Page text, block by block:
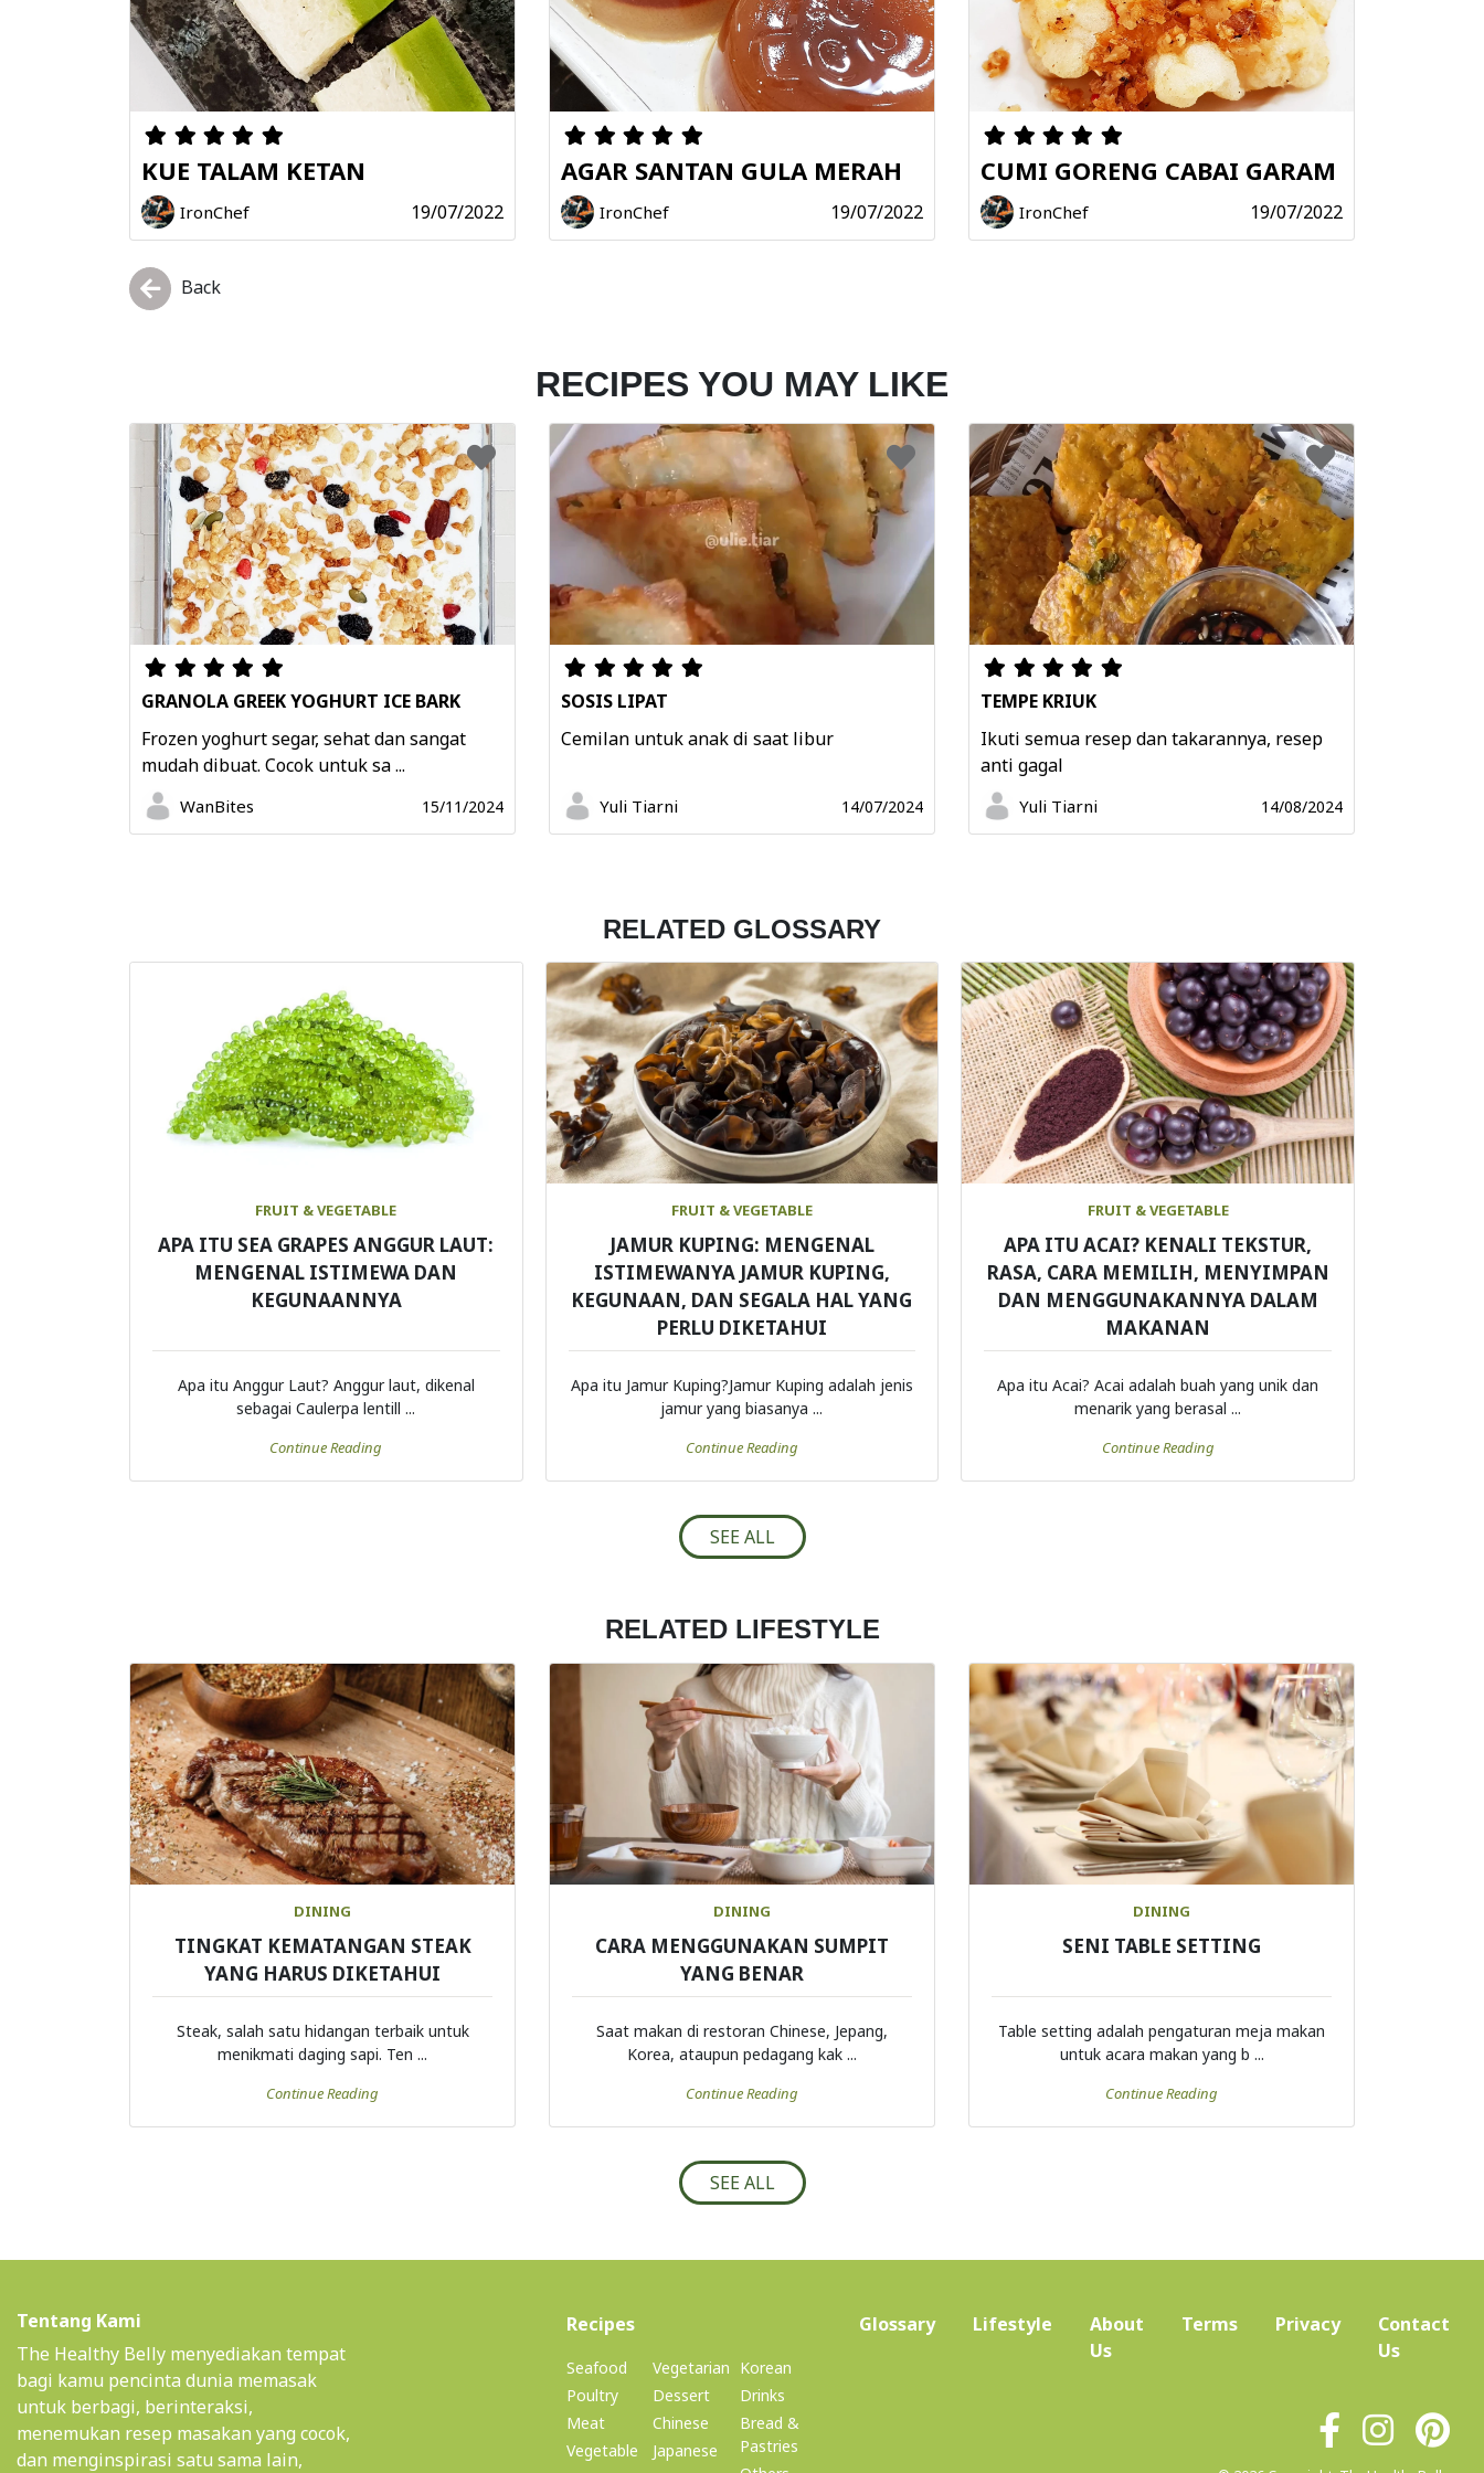
Share Print Bookmark
KUE TALAM KETAN
IronChef 19/07/2022
AGAR SANTAN GULA MERAH
IronChef 19/07/2022
CUMI GORENG CABAI GARAM
IronChef 19/07/2022
Back
RECIPES YOU MAY LIKE
GRANOLA GREEK YOGHURT ICE BARK
Frozen yoghurt segar, sehat dan sangat
mudah dibuat. Cocok untuk sa ...
WanBites 15/11/2024
SOSIS LIPAT
Cemilan untuk anak di saat libur
Yuli Tiarni 14/07/2024
TEMPE KRIUK
Ikuti semua resep dan takarannya, resep
anti gagal
Yuli Tiarni 14/08/2024
RELATED GLOSSARY
FRUIT & VEGETABLE
APA ITU SEA GRAPES ANGGUR LAUT:
MENGENAL ISTIMEWA DAN
KEGUNAANNYA
Apa itu Anggur Laut? Anggur laut, dikenal
sebagai Caulerpa lentill ...
Continue Reading
FRUIT & VEGETABLE
JAMUR KUPING: MENGENAL
ISTIMEWANYA JAMUR KUPING,
KEGUNAAN, DAN SEGALA HAL YANG
PERLU DIKETAHUI
Apa itu Jamur Kuping?Jamur Kuping adalah jenis
jamur yang biasanya ...
Continue Reading
FRUIT & VEGETABLE
APA ITU ACAI? KENALI TEKSTUR,
RASA, CARA MEMILIH, MENYIMPAN
DAN MENGGUNAKANNYA DALAM
MAKANAN
Apa itu Acai? Acai adalah buah yang unik dan
menarik yang berasal ...
Continue Reading
SEE ALL
RELATED LIFESTYLE
DINING
TINGKAT KEMATANGAN STEAK
YANG HARUS DIKETAHUI
Steak, salah satu hidangan terbaik untuk
menikmati daging sapi. Ten ...
Continue Reading
DINING
CARA MENGGUNAKAN SUMPIT
YANG BENAR
Saat makan di restoran Chinese, Jepang,
Korea, ataupun pedagang kak ...
Continue Reading
DINING
SENI TABLE SETTING
Table setting adalah pengaturan meja makan
untuk acara makan yang b ...
Continue Reading
SEE ALL
Tentang Kami
The Healthy Belly menyediakan tempat
bagi kamu pencinta dunia memasak
untuk berbagi, berinteraksi,
menemukan resep masakan yang cocok,
dan menginspirasi satu sama lain,
Recipes(current)
Seafood
Poultry
Meat
Vegetable
Vegetarian
Dessert
Chinese
Japanese
Korean
Drinks
Bread &
Pastries
Glossary Lifestyle
About
Us(current)
Terms Privacy
Contact
Us